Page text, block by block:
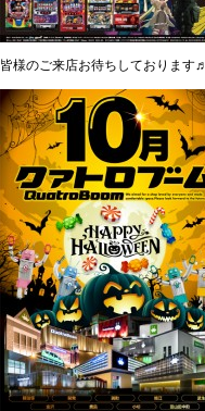
皆様のご来店お待ちしております♬